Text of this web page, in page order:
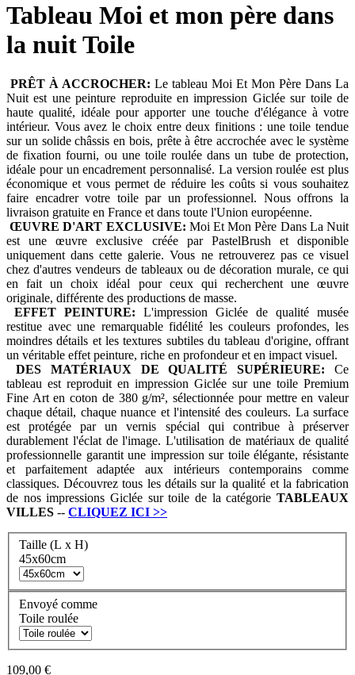
Tableau Moi et mon père dans
la nuit Toile
PRÊT À ACCROCHER: Le tableau Moi Et Mon Père Dans La
Nuit est une peinture reproduite en impression Giclée sur toile de
haute qualité, idéale pour apporter une touche d'élégance à votre
intérieur. Vous avez le choix entre deux finitions : une toile tendue
sur un solide châssis en bois, prête à être accrochée avec le système
de fixation fourni, ou une toile roulée dans un tube de protection,
idéale pour un encadrement personnalisé. La version roulée est plus
économique et vous permet de réduire les coûts si vous souhaitez
faire encadrer votre toile par un professionnel. Nous offrons la
livraison gratuite en France et dans toute l'Union européenne.
ŒUVRE D'ART EXCLUSIVE: Moi Et Mon Père Dans La Nuit
est une œuvre exclusive créée par PastelBrush et disponible
uniquement dans cette galerie. Vous ne retrouverez pas ce visuel
chez d'autres vendeurs de tableaux ou de décoration murale, ce qui
en fait un choix idéal pour ceux qui recherchent une œuvre
originale, différente des productions de masse.
EFFET PEINTURE: L'impression Giclée de qualité musée
restitue avec une remarquable fidélité les couleurs profondes, les
moindres détails et les textures subtiles du tableau d'origine, offrant
un véritable effet peinture, riche en profondeur et en impact visuel.
DES MATÉRIAUX DE QUALITÉ SUPÉRIEURE: Ce
tableau est reproduit en impression Giclée sur une toile Premium
Fine Art en coton de 380 g/m², sélectionnée pour mettre en valeur
chaque détail, chaque nuance et l'intensité des couleurs. La surface
est protégée par un vernis spécial qui contribue à préserver
durablement l'éclat de l'image. L'utilisation de matériaux de qualité
professionnelle garantit une impression sur toile élégante, résistante
et parfaitement adaptée aux intérieurs contemporains comme
classiques. Découvrez tous les détails sur la qualité et la fabrication
de nos impressions Giclée sur toile de la catégorie TABLEAUX
VILLES -- CLIQUEZ ICI >>
Taille (L x H)
45x60cm
Envoyé comme
Toile roulée
109,00 €